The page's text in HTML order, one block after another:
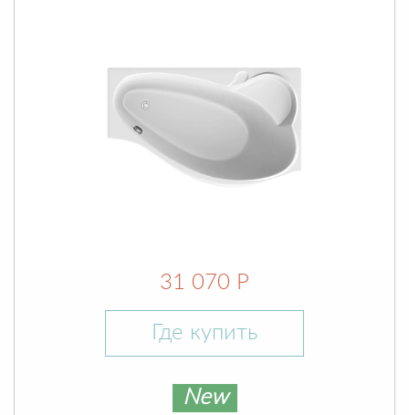
31 070 Р
Где купить
New